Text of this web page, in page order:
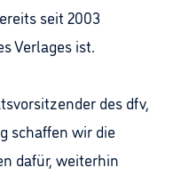
seit 2003
Verlages ist.
des dfv,
schaffen wir die
dafür, weiterhin